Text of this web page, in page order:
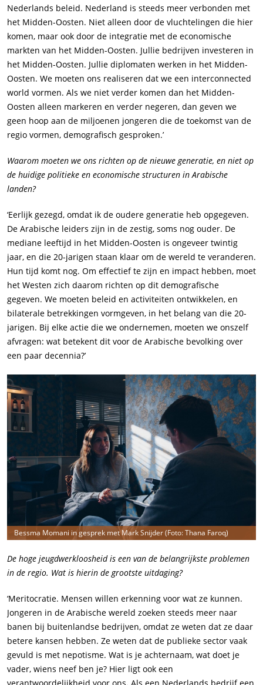
Nederlands beleid. Nederland is steeds meer verbonden met
het Midden-Oosten. Niet alleen door de vluchtelingen die hier
komen, maar ook door de integratie met de economische
markten van het Midden-Oosten. Jullie bedrijven investeren in
het Midden-Oosten. Jullie diplomaten werken in het Midden-
Oosten. We moeten ons realiseren dat we een interconnected
world vormen. Als we niet verder komen dan het Midden-
Oosten alleen markeren en verder negeren, dan geven we
geen hoop aan de miljoenen jongeren die de toekomst van de
regio vormen, demografisch gesproken.’
Waarom moeten we ons richten op de nieuwe generatie, en niet op
de huidige politieke en economische structuren in Arabische
landen?
‘Eerlijk gezegd, omdat ik de oudere generatie heb opgegeven.
De Arabische leiders zijn in de zestig, soms nog ouder. De
mediane leeftijd in het Midden-Oosten is ongeveer twintig
jaar, en die 20-jarigen staan klaar om de wereld te veranderen.
Hun tijd komt nog. Om effectief te zijn en impact hebben, moet
het Westen zich daarom richten op dit demografische
gegeven. We moeten beleid en activiteiten ontwikkelen, en
bilaterale betrekkingen vormgeven, in het belang van die 20-
jarigen. Bij elke actie die we ondernemen, moeten we onszelf
afvragen: wat betekent dit voor de Arabische bevolking over
een paar decennia?’
Bessma Momani in gesprek met Mark Snijder (Foto: Thana Faroq)
De hoge jeugdwerkloosheid is een van de belangrijkste problemen
in de regio. Wat is hierin de grootste uitdaging?
‘Meritocratie. Mensen willen erkenning voor wat ze kunnen.
Jongeren in de Arabische wereld zoeken steeds meer naar
banen bij buitenlandse bedrijven, omdat ze weten dat ze daar
betere kansen hebben. Ze weten dat de publieke sector vaak
gevuld is met nepotisme. Wat is je achternaam, wat doet je
vader, wiens neef ben je? Hier ligt ook een